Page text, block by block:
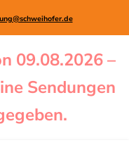
09.08.2026 –
Sendungen